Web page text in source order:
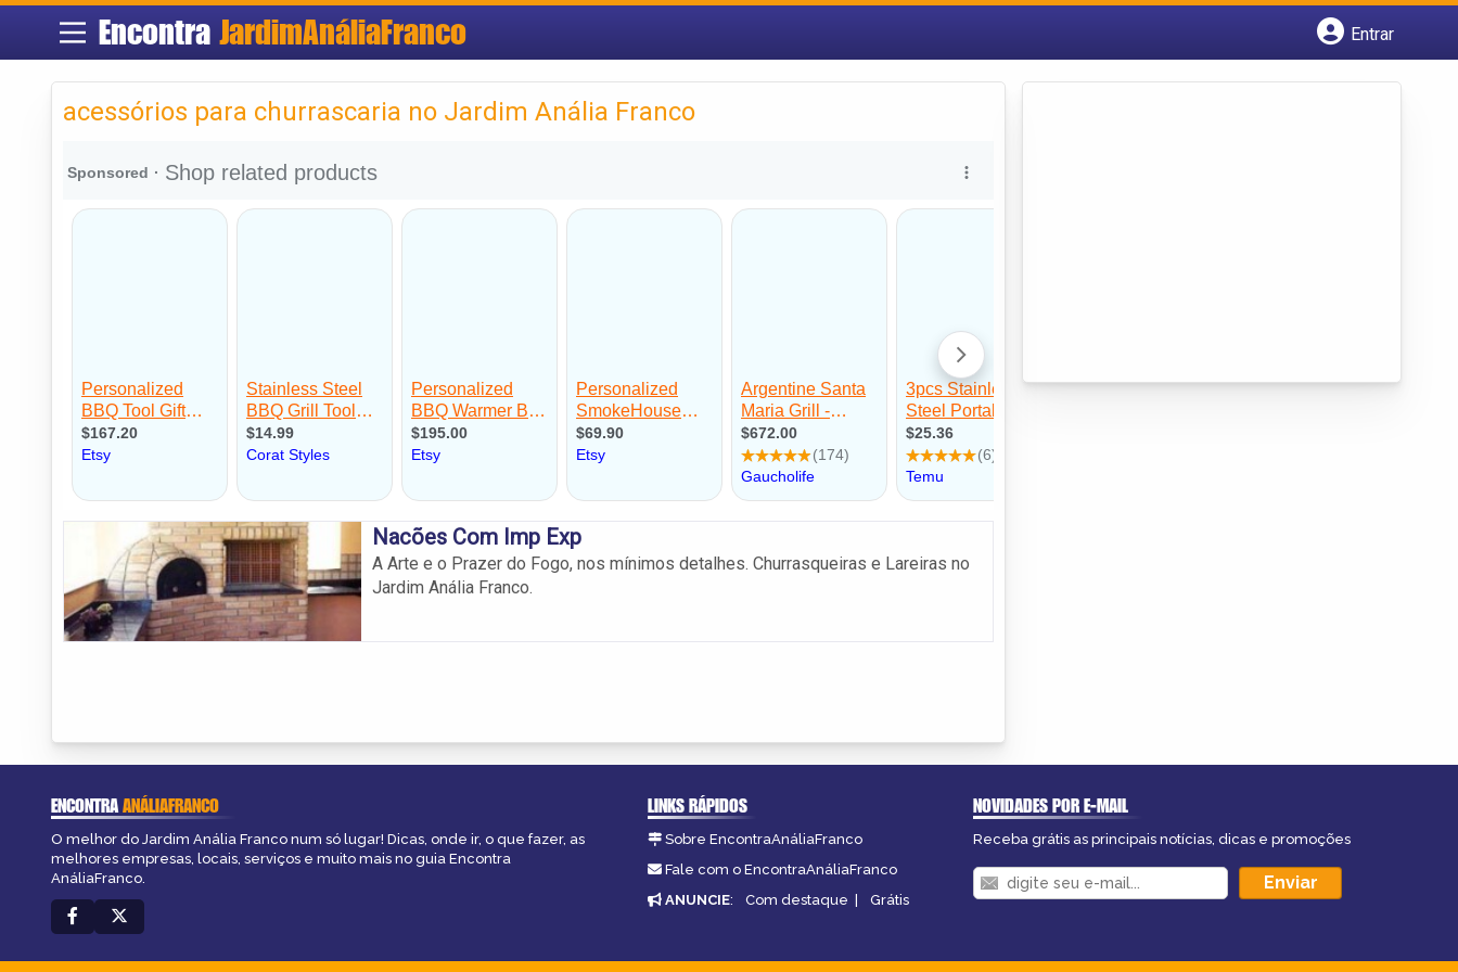
Encontra JardimAnáliaFranco
Entrar
acessórios para churrascaria no Jardim Anália Franco
Nacões Com Imp Exp
A Arte e o Prazer do Fogo, nos mínimos detalhes. Churrasqueiras e Lareiras no
Jardim Anália Franco.
ENCONTRAANÁLIAFRANCO
O melhor do Jardim Anália Franco num só lugar! Dicas, onde ir, o que fazer, as
melhores empresas, locais, serviços e muito mais no guia Encontra
AnáliaFranco.
LINKS RÁPIDOS
Sobre EncontraAnáliaFranco
Fale com o EncontraAnáliaFranco
ANUNCIE: Com destaque | Grátis
NOVIDADES POR E-MAIL
Receba grátis as principais notícias, dicas e promoções